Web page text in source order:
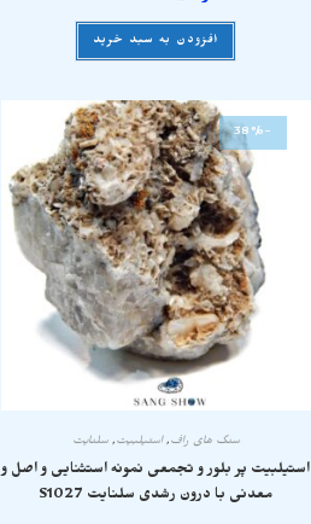
افزودن به سبد خرید
-38%
سنگ های راف,استیلبیت,سلنایت
استیلبیت پر بلور و تجمعی نمونه استثنایی و اصل و
معدنی با درون رشدی سلنایت S1027